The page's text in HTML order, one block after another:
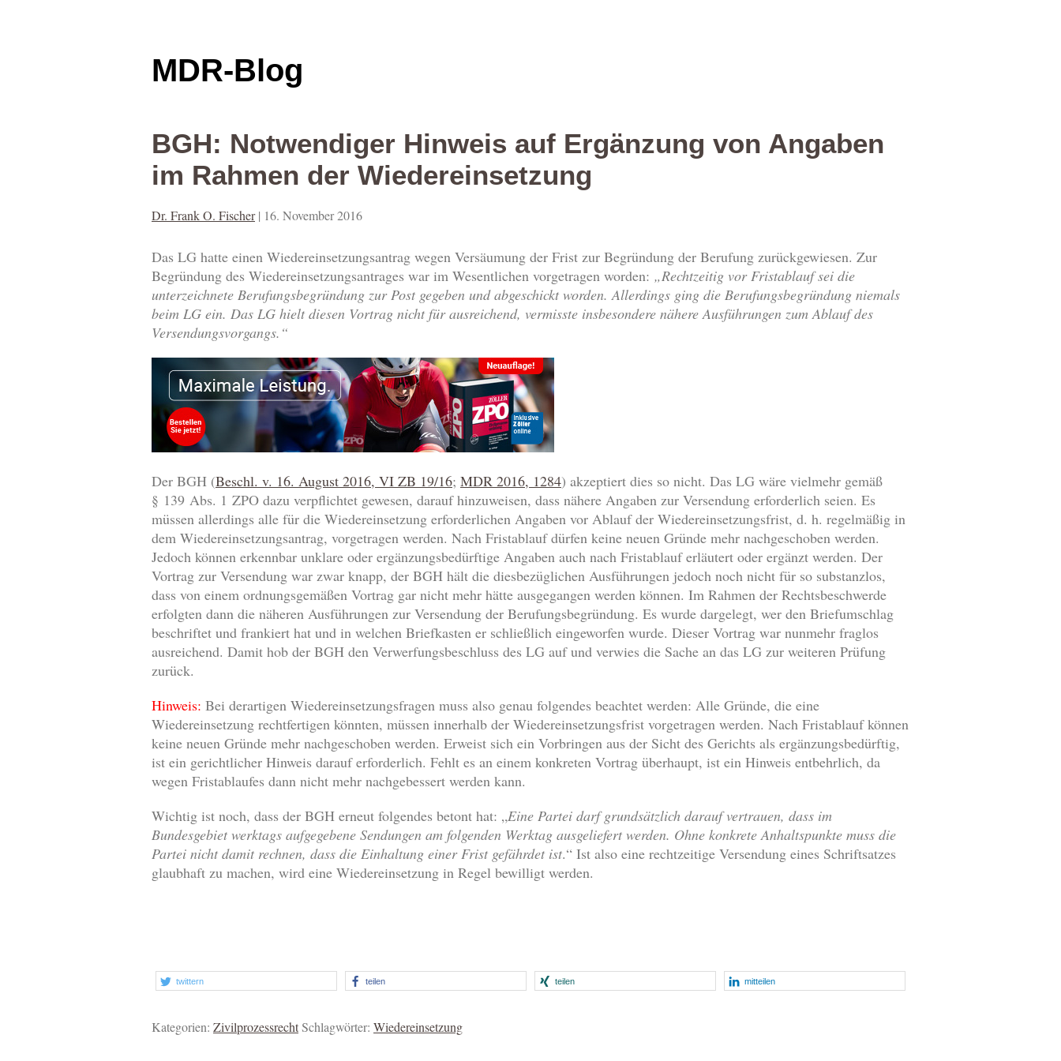
MDR-Blog
BGH: Notwendiger Hinweis auf Ergänzung von Angaben
im Rahmen der Wiedereinsetzung
Dr. Frank O. Fischer | 16. November 2016
Das LG hatte einen Wiedereinsetzungsantrag wegen Versäumung der Frist zur Begründung der Berufung zurückgewiesen. Zur
Begründung des Wiedereinsetzungsantrages war im Wesentlichen vorgetragen worden: „Rechtzeitig vor Fristablauf sei die
unterzeichnete Berufungsbegründung zur Post gegeben und abgeschickt worden. Allerdings ging die Berufungsbegründung niemals
beim LG ein. Das LG hielt diesen Vortrag nicht für ausreichend, vermisste insbesondere nähere Ausführungen zum Ablauf des
Versendungsvorgangs.“
Der BGH (Beschl. v. 16. August 2016, VI ZB 19/16; MDR 2016, 1284) akzeptiert dies so nicht. Das LG wäre vielmehr gemäß
§ 139 Abs. 1 ZPO dazu verpflichtet gewesen, darauf hinzuweisen, dass nähere Angaben zur Versendung erforderlich seien. Es
müssen allerdings alle für die Wiedereinsetzung erforderlichen Angaben vor Ablauf der Wiedereinsetzungsfrist, d. h. regelmäßig in
dem Wiedereinsetzungsantrag, vorgetragen werden. Nach Fristablauf dürfen keine neuen Gründe mehr nachgeschoben werden.
Jedoch können erkennbar unklare oder ergänzungsbedürftige Angaben auch nach Fristablauf erläutert oder ergänzt werden. Der
Vortrag zur Versendung war zwar knapp, der BGH hält die diesbezüglichen Ausführungen jedoch noch nicht für so substanzlos,
dass von einem ordnungsgemäßen Vortrag gar nicht mehr hätte ausgegangen werden können. Im Rahmen der Rechtsbeschwerde
erfolgten dann die näheren Ausführungen zur Versendung der Berufungsbegründung. Es wurde dargelegt, wer den Briefumschlag
beschriftet und frankiert hat und in welchen Briefkasten er schließlich eingeworfen wurde. Dieser Vortrag war nunmehr fraglos
ausreichend. Damit hob der BGH den Verwerfungsbeschluss des LG auf und verwies die Sache an das LG zur weiteren Prüfung
zurück.
Hinweis: Bei derartigen Wiedereinsetzungsfragen muss also genau folgendes beachtet werden: Alle Gründe, die eine
Wiedereinsetzung rechtfertigen könnten, müssen innerhalb der Wiedereinsetzungsfrist vorgetragen werden. Nach Fristablauf können
keine neuen Gründe mehr nachgeschoben werden. Erweist sich ein Vorbringen aus der Sicht des Gerichts als ergänzungsbedürftig,
ist ein gerichtlicher Hinweis darauf erforderlich. Fehlt es an einem konkreten Vortrag überhaupt, ist ein Hinweis entbehrlich, da
wegen Fristablaufes dann nicht mehr nachgebessert werden kann.
Wichtig ist noch, dass der BGH erneut folgendes betont hat: „Eine Partei darf grundsätzlich darauf vertrauen, dass im
Bundesgebiet werktags aufgegebene Sendungen am folgenden Werktag ausgeliefert werden. Ohne konkrete Anhaltspunkte muss die
Partei nicht damit rechnen, dass die Einhaltung einer Frist gefährdet ist.“ Ist also eine rechtzeitige Versendung eines Schriftsatzes
glaubhaft zu machen, wird eine Wiedereinsetzung in Regel bewilligt werden.
twittern teilen teilen mitteilen
Kategorien: ZivilprozessrechtSchlagwörter: Wiedereinsetzung